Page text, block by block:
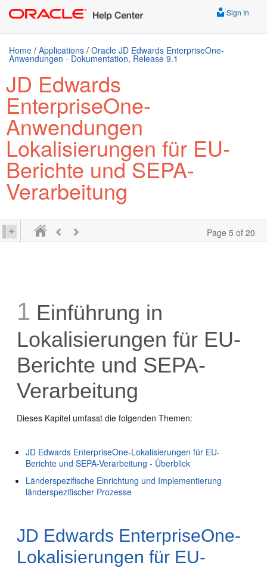
Sign In
Home / Applications / Oracle JD Edwards EnterpriseOne-
Anwendungen - Dokumentation, Release 9.1
JD Edwards
EnterpriseOne-
Anwendungen
Lokalisierungen für EU-
Berichte und SEPA-
Verarbeitung
Page 5 of 20
1 Einführung in
Lokalisierungen für EU-
Berichte und SEPA-
Verarbeitung
Dieses Kapitel umfasst die folgenden Themen:
JD Edwards EnterpriseOne-Lokalisierungen für EU-
Berichte und SEPA-Verarbeitung - Überblick
Länderspezifische Einrichtung und Implementierung
länderspezifischer Prozesse
JD Edwards EnterpriseOne-
Lokalisierungen für EU-